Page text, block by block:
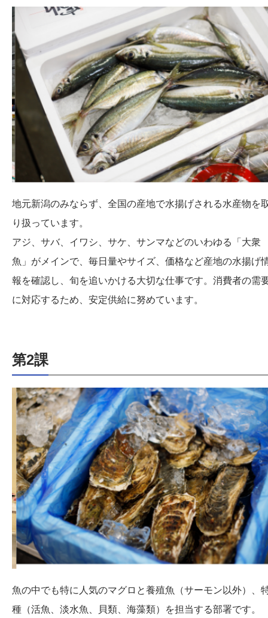
お問い合わせ
地元新潟のみならず、全国の産地で水揚げされる水産物を
り扱っています。
アジ、サバ、イワシ、サケ、サンマなどのいわゆる「大衆
魚」がメインで、毎日量やサイズ、価格など産地の水揚げ
報を確認し、旬を追いかける大切な仕事です。消費者の需
に対応するため、安定供給に努めています。
第2課
魚の中でも特に人気のマグロと養殖魚（サーモン以外）、
種（活魚、淡水魚、貝類、海藻類）を担当する部署です。